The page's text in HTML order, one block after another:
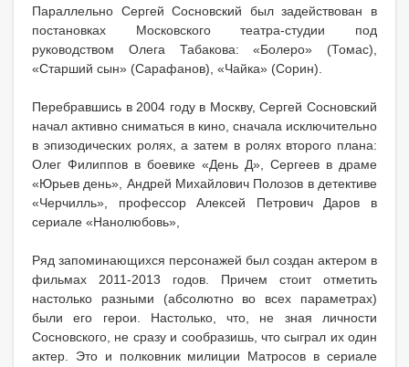
Параллельно Сергей Сосновский был задействован в
постановках Московского театра-студии под
руководством Олега Табакова: «Болеро» (Томас),
«Старший сын» (Сарафанов), «Чайка» (Сорин).
Перебравшись в 2004 году в Москву, Сергей Сосновский
начал активно сниматься в кино, сначала исключительно
в эпизодических ролях, а затем в ролях второго плана:
Олег Филиппов в боевике «День Д», Сергеев в драме
«Юрьев день», Андрей Михайлович Полозов в детективе
«Черчилль», профессор Алексей Петрович Даров в
сериале «Нанолюбовь»,
Ряд запоминающихся персонажей был создан актером в
фильмах 2011-2013 годов. Причем стоит отметить
настолько разными (абсолютно во всех параметрах)
были его герои. Настолько, что, не зная личности
Сосновского, не сразу и сообразишь, что сыграл их один
актер. Это и полковник милиции Матросов в сериале